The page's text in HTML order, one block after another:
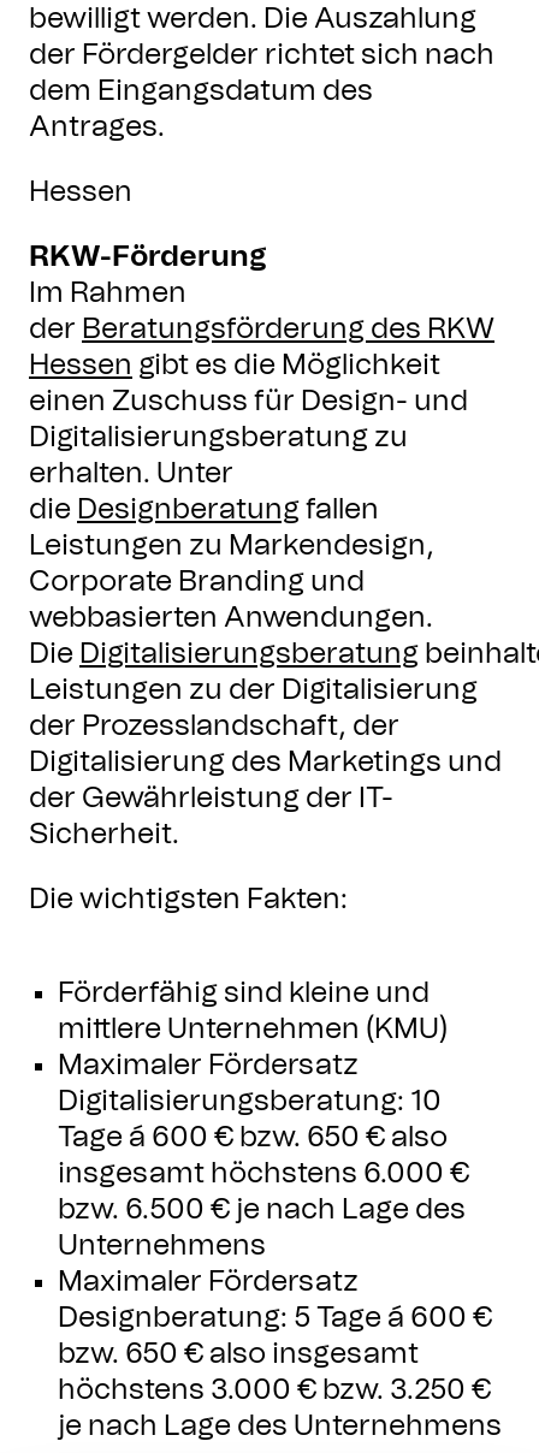
bewilligt werden. Die Auszahlung
der Fördergelder richtet sich nach
dem Eingangsdatum des
Antrages.
Hessen
RKW-Förderung
Im Rahmen
der Beratungsförderung des RKW
Hessen gibt es die Möglichkeit
einen Zuschuss für Design- und
Digitalisierungsberatung zu
erhalten. Unter
die Designberatung fallen
Leistungen zu Markendesign,
Corporate Branding und
webbasierten Anwendungen.
Die Digitalisierungsberatung
Leistungen zu der Digitalisierung
der Prozesslandschaft, der
Digitalisierung des Marketings und
der Gewährleistung der IT-
Sicherheit.
Die wichtigsten Fakten:
Förderfähig sind kleine und
mittlere Unternehmen (KMU)
Maximaler Fördersatz
Digitalisierungsberatung: 10
Tage á 600 € bzw. 650 € also
insgesamt höchstens 6.000 €
bzw. 6.500 € je nach Lage des
Unternehmens
Maximaler Fördersatz
Designberatung: 5 Tage á 600 €
bzw. 650 € also insgesamt
höchstens 3.000 € bzw. 3.250 €
je nach Lage des Unternehmens